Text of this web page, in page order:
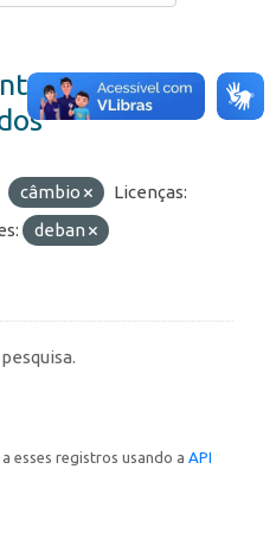
câmbio
Licenças:
deban
esses registros usando a API